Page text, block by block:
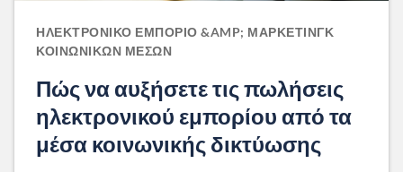
ΗΛΕΚΤΡΟΝΙΚΌ ΕΜΠΌΡΙΟ &AMP; ΜΆΡΚΕΤΙΝΓΚ
ΚΟΙΝΩΝΙΚΏΝ ΜΈΣΩΝ
Πώς να αυξήσετε τις πωλήσεις
ηλεκτρονικού εμπορίου από τα
μέσα κοινωνικής δικτύωσης